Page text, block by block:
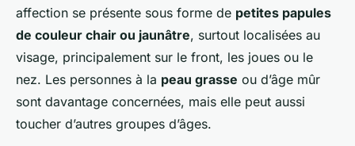
affection se présente sous forme de petites papules
de couleur chair ou jaunâtre, surtout localisées au
visage, principalement sur le front, les joues ou le
nez. Les personnes à la peau grasse ou d’âge mûr
sont davantage concernées, mais elle peut aussi
toucher d’autres groupes d’âges.